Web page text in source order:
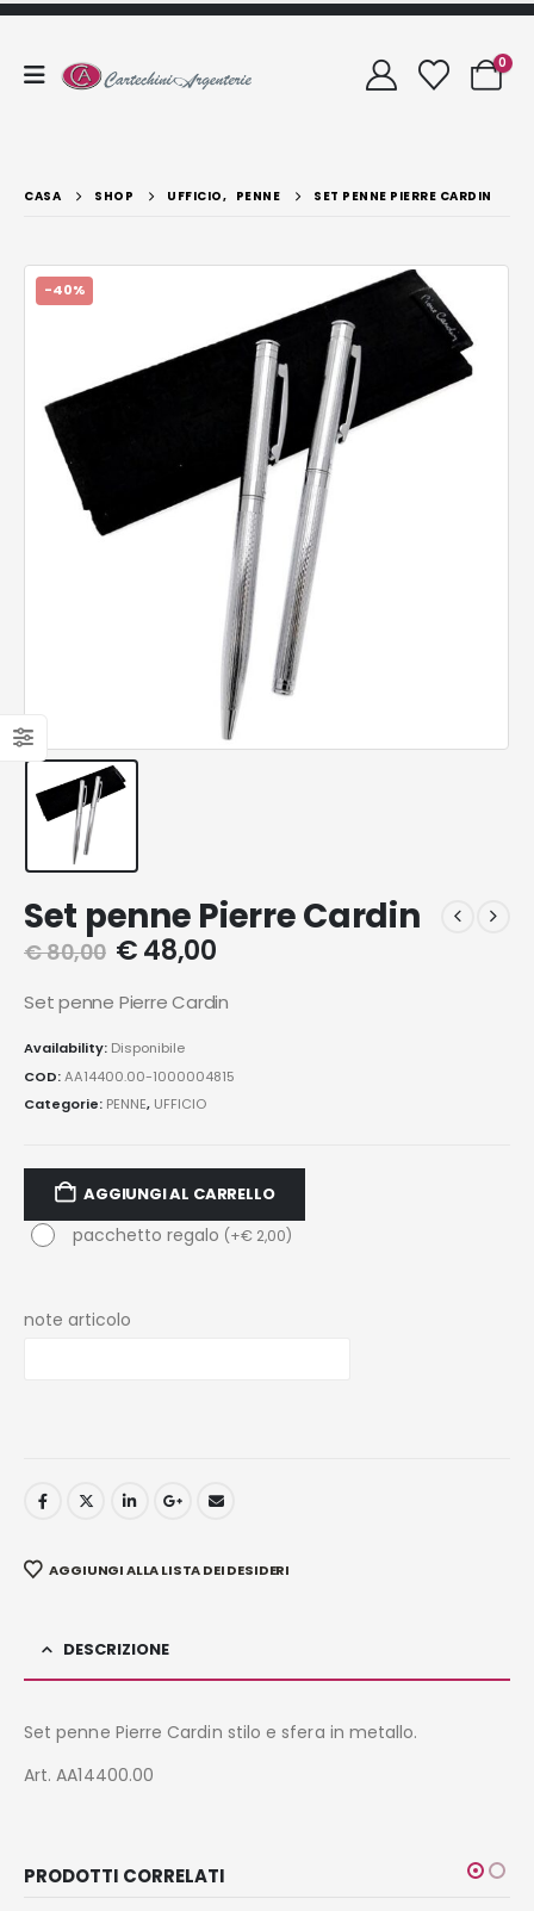
0
CASA SHOP UFFICIO, PENNE SET PENNE PIERRE CARDIN
-40%
Set penne Pierre Cardin
€80,00 €48,00
Set penne Pierre Cardin
Availability: Disponibile
COD:AA14400.00-1000004815
Categorie: PENNE, UFFICIO
AGGIUNGI AL CARRELLO
pacchetto regalo (+€2,00)
note articolo
AGGIUNGI ALLA LISTA DEI DESIDERI
DESCRIZIONE
Set penne Pierre Cardin stilo e sfera in metallo.
Art. AA14400.00
PRODOTTI CORRELATI